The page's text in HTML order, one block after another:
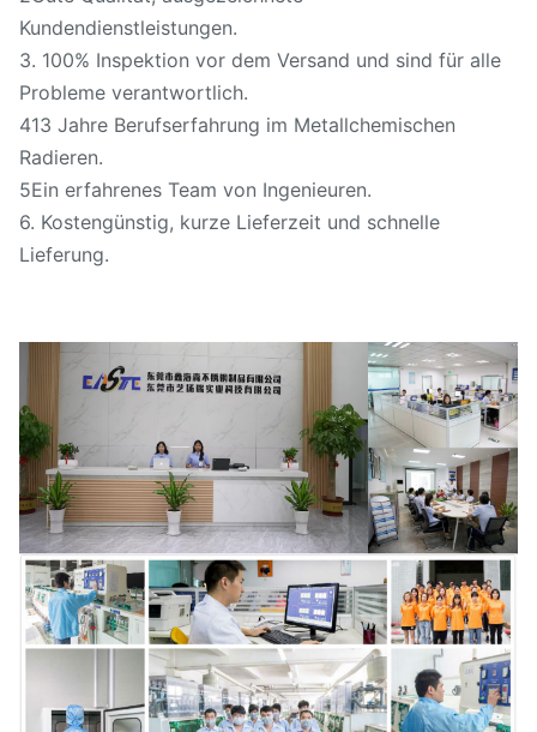
Kundendienstleistungen.
3. 100% Inspektion vor dem Versand und sind für alle
Probleme verantwortlich.
413 Jahre Berufserfahrung im Metallchemischen
Radieren.
5Ein erfahrenes Team von Ingenieuren.
6. Kostengünstig, kurze Lieferzeit und schnelle
Lieferung.